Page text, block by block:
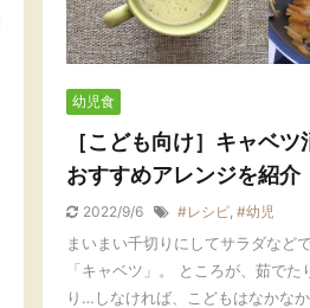
幼児食
［こども向け］キャベツ
おすすめアレンジを紹介
2022/9/6 #レシピ, #幼児
まいまい千切りにしてサラダなど
「キャベツ」。 ところが、茹でた
り…しなければ、こどもはなかな